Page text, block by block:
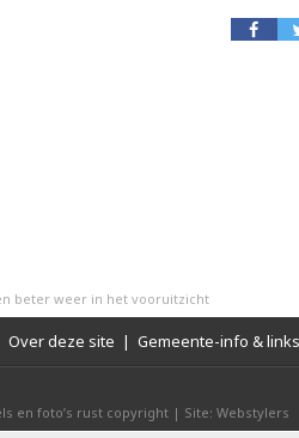
beter weer in het vooruitzicht
Over deze site | Gemeente-info & links
en foto’s rust copyright | Site: Webstylers